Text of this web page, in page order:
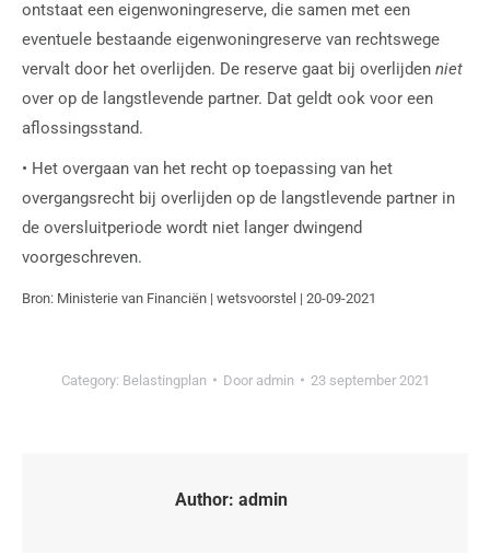
ontstaat een eigenwoningreserve, die samen met een
eventuele bestaande eigenwoningreserve van rechtswege
vervalt door het overlijden. De reserve gaat bij overlijden niet
over op de langstlevende partner. Dat geldt ook voor een
aflossingsstand.
• Het overgaan van het recht op toepassing van het
overgangsrecht bij overlijden op de langstlevende partner in
de oversluitperiode wordt niet langer dwingend
voorgeschreven.
Bron: Ministerie van Financiën | wetsvoorstel | 20-09-2021
Category: Belastingplan Door admin 23 september 2021
Author: admin